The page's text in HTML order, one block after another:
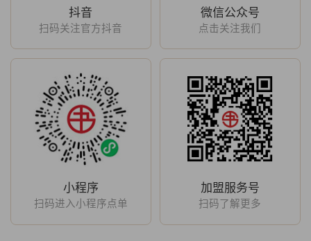
抖音
扫码关注官方抖音
微信公众号
点击关注我们
小程序
扫码进入小程序点单
加盟服务号
扫码了解更多